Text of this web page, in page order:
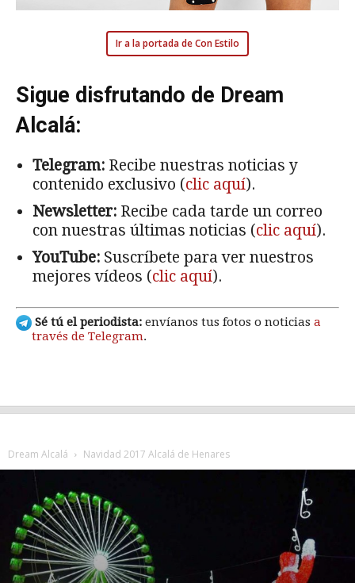
Ir a la portada de Con Estilo
Sigue disfrutando de Dream
Alcalá:
Telegram: Recibe nuestras noticias y
contenido exclusivo (clic aquí).
Newsletter: Recibe cada tarde un correo
con nuestras últimas noticias (clic aquí).
YouTube: Suscríbete para ver nuestros
mejores vídeos (clic aquí).
Sé tú el periodista: envíanos tus fotos o noticias a
través de Telegram.